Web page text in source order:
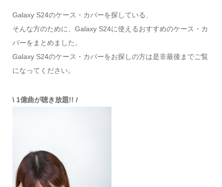
Galaxy S24のケース・カバーを探している、
そんな方のために、Galaxy S24に使えるおすすめのケース・カ
バーをまとめました。
Galaxy S24のケース・カバーをお探しの方は是非最後までご覧
になってください。
\ 1億曲が聴き放題!! /